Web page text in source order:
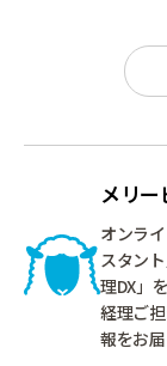
メリ
オンラ
スタン
理DX」
経理ご
報をお届